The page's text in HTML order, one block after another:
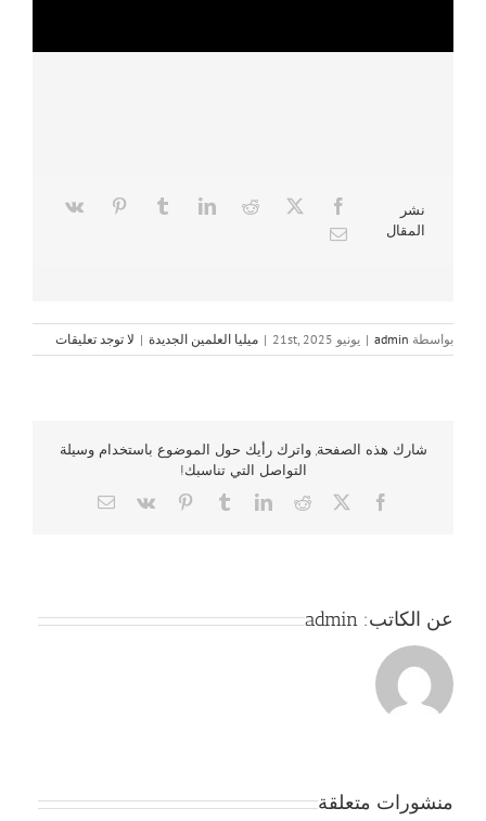
نشر
المقال
بواسطة admin
| يونيو 21st, 2025 | ميليا العلمين الجديدة | لا توجد تعليقات
شارك هذه الصفحة, واترك رأيك حول الموضوع باستخدام وسيلة
التواصل التي تناسبك!
Facebook
X
Reddit
LinkedIn
Tumblr
Pinterest
Vk
Email
عن الكاتب: admin
منشورات متعلقة